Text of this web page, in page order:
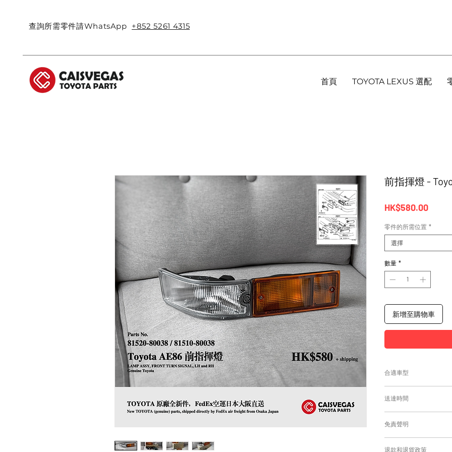
查詢所需零件請WhatsApp +852 5261 4315
首頁 TOYOTA LEXUS 選配
前指揮燈 -
HK$580.00價
零件的所需位置 *
選擇
數量 *
新增至購物車
合適車型
送達時間
零件均從車廠或供應
需時感謝您的耐心等
免責聲明
退款和退貨政策